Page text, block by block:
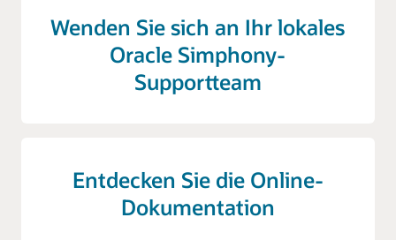
Wenden Sie sich an Ihr lokales
Oracle Simphony-
Supportteam
Entdecken Sie die Online-
Dokumentation